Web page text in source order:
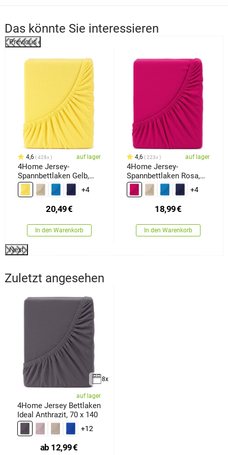
Das könnte Sie interessieren
Previous
4,6 428x auf lager
4Home Jersey-
Spannbettlaken Gelb,
180 x 200 cm
+4
20,49€
In den Warenkorb
4,6 223x auf lager
4Home Jersey-
Spannbettlaken Rosa,
180 x 200 cm
+4
18,99€
In den Warenkorb
Next
Zuletzt angesehen
8x
auf lager
4Home Jersey Bettlaken
Ideal Anthrazit, 70 x 140
+12
ab 12,99€